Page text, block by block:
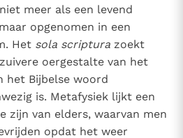
meer als een levend
opgenomen in een
Het sola scriptura zoekt
oergestalte van het
het Bijbelse woord
is. Metafysiek lijkt een
zijn van elders, waarvan men
opdat het weer